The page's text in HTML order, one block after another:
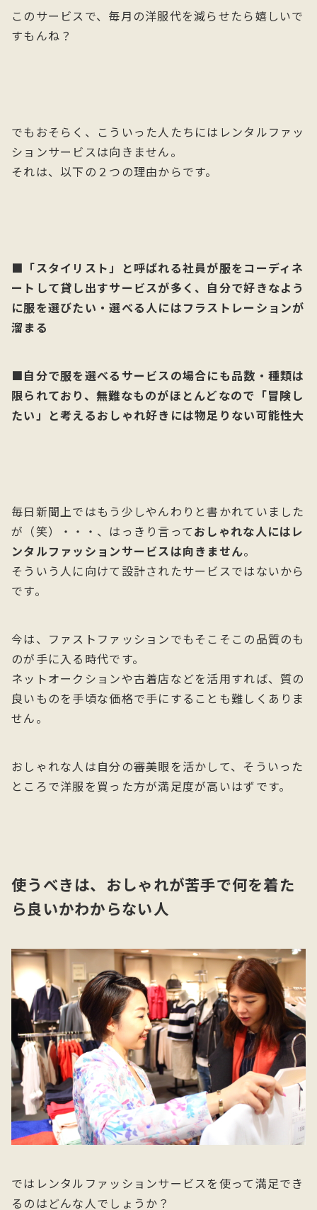
このサービスで、毎月の洋服代を減らせたら嬉しいで
すもんね？
でもおそらく、こういった人たちにはレンタルファッ
ションサービスは向きません。
それは、以下の２つの理由からです。
■「スタイリスト」と呼ばれる社員が服をコーディネ
ートして貸し出すサービスが多く、自分で好きなよう
に服を選びたい・選べる人にはフラストレーションが
溜まる
■自分で服を選べるサービスの場合にも品数・種類は
限られており、無難なものがほとんどなので「冒険し
たい」と考えるおしゃれ好きには物足りない可能性大
毎日新聞上ではもう少しやんわりと書かれていました
が（笑）・・・、はっきり言っておしゃれな人にはレ
ンタルファッションサービスは向きません。
そういう人に向けて設計されたサービスではないから
です。
今は、ファストファッションでもそこそこの品質のも
のが手に入る時代です。
ネットオークションや古着店などを活用すれば、質の
良いものを手頃な価格で手にすることも難しくありま
せん。
おしゃれな人は自分の審美眼を活かして、そういった
ところで洋服を買った方が満足度が高いはずです。
使うべきは、おしゃれが苦手で何を着た
ら良いかわからない人
ではレンタルファッションサービスを使って満足でき
るのはどんな人でしょうか？